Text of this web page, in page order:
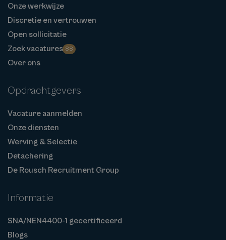
Onze werkwijze
Discretie en vertrouwen
Open sollicitatie
Zoek vacatures 88
Over ons
Opdrachtgevers
Vacature aanmelden
Onze diensten
Werving & Selectie
Detachering
De Rousch Recruitment Group
Informatie
SNA/NEN4400-1 gecertificeerd
Blogs